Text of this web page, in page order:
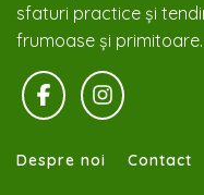
sfaturi practice și
frumoase și primitoare.
Despre noi Contact